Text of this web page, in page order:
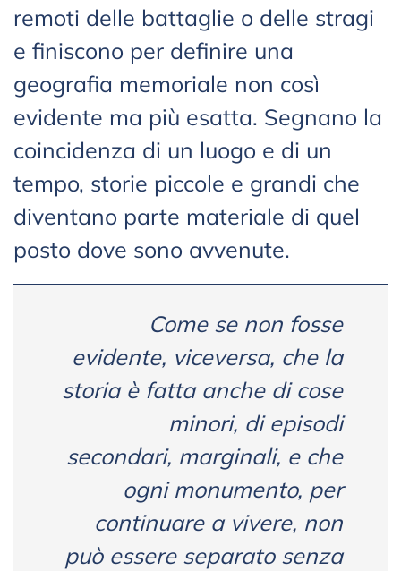
remoti delle battaglie o delle stragi
e finiscono per definire una
geografia memoriale non così
evidente ma più esatta. Segnano la
coincidenza di un luogo e di un
tempo, storie piccole e grandi che
diventano parte materiale di quel
posto dove sono avvenute.
Come se non fosse
evidente, viceversa, che la
storia è fatta anche di cose
minori, di episodi
secondari, marginali, e che
ogni monumento, per
continuare a vivere, non
può essere separato senza